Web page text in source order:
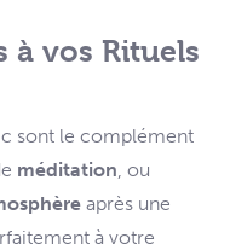
à vos Rituels
sont le complément
méditation, ou
après une
à votre